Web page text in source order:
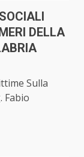
DELLA
Sulla
Fabio